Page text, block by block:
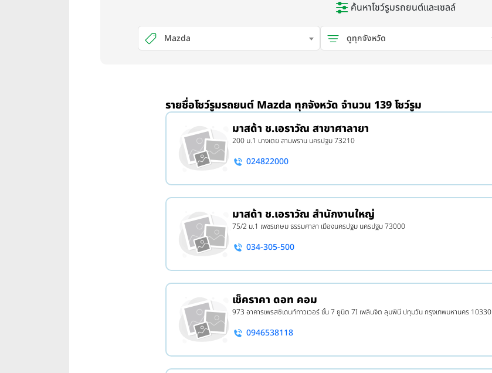
ค้นหาโชว์รูมรถยนต์และเซลล์
Mazda ดูทุกจังหวัด
รายชื่อโชว์รูมรถยนต์ Mazda ทุกจังหวัด จำนวน 139 โชว์รูม
มาสด้า ช.เอราวัณ สาขาศาลายา
200 ม.1 บางเตย สามพราน นครปฐม 73210
024822000
มาสด้า ช.เอราวัณ สำนักงานใหญ่
75/2 ม.1 เพชรเกษม ธรรมศาลา เมืองนครปฐม นครปฐม 73000
034-305-500
เช็คราคา ดอท คอม
973 อาคารเพรสซิเดนท์ทาวเวอร์ ชั้น 7 ยูนิต 7I เพลินจิต ลุมพินี ปทุมวัน กรุงเทพมหานคร 10330
0946538118